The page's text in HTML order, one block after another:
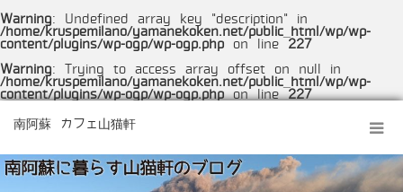
Warning: Undefined array key "description" in
/home/kruspemilano/yamanekoken.net/public_html/wp/wp-
content/plugins/wp-ogp/wp-ogp.php on line 227
Warning: Trying to access array offset on null in
/home/kruspemilano/yamanekoken.net/public_html/wp/wp-
content/plugins/wp-ogp/wp-ogp.phpon line227
南阿蘇 カフェ山猫軒